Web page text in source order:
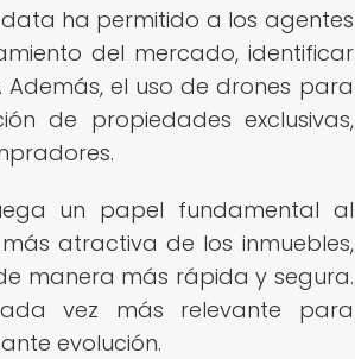
ha permitido a los agentes
del mercado, identificar
el uso de drones para
de propiedades exclusivas,
un papel fundamental al
atractiva de los inmuebles,
manera más rápida y segura.
vez más relevante para
evolución.